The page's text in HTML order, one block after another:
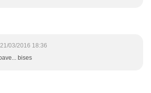
21/03/2016 18:36
bises